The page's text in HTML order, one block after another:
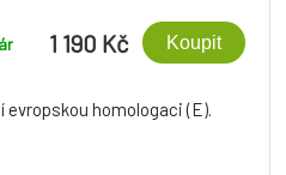
1 190 Kč Koupit
evropskou homologaci (E).